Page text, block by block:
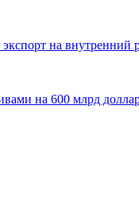
экспорт на
на 600 млрд